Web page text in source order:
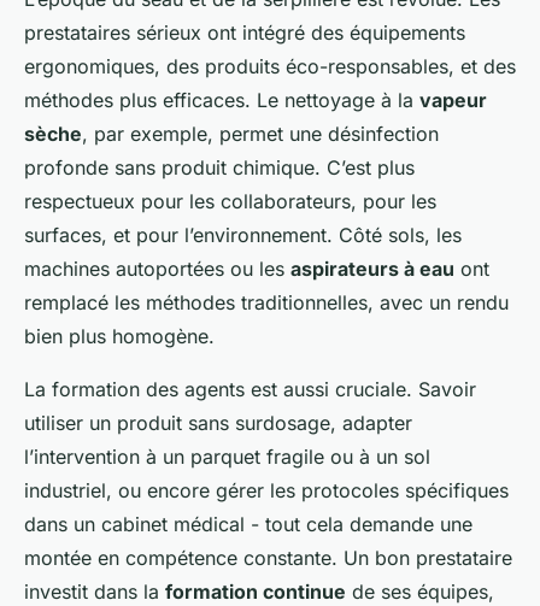
prestataires sérieux ont intégré des équipements
ergonomiques, des produits éco-responsables, et des
méthodes plus efficaces. Le nettoyage à la vapeur
sèche, par exemple, permet une désinfection
profonde sans produit chimique. C’est plus
respectueux pour les collaborateurs, pour les
surfaces, et pour l’environnement. Côté sols, les
machines autoportées ou les aspirateurs à eau ont
remplacé les méthodes traditionnelles, avec un rendu
bien plus homogène.
La formation des agents est aussi cruciale. Savoir
utiliser un produit sans surdosage, adapter
l’intervention à un parquet fragile ou à un sol
industriel, ou encore gérer les protocoles spécifiques
dans un cabinet médical - tout cela demande une
montée en compétence constante. Un bon prestataire
investit dans la formation continue de ses équipes,